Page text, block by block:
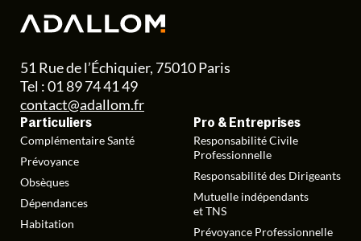
51 Rue de l’Échiquier, 75010 Paris
Tel : 01 89 74 41 49
contact@adallom.fr
Particuliers
Complémentaire Santé
Prévoyance
Obsèques
Dépendances
Habitation
Pro & Entreprises
Responsabilité Civile
Professionnelle
Responsabilité des Dirigeants
Mutuelle indépendants
et TNS
Prévoyance Professionnelle